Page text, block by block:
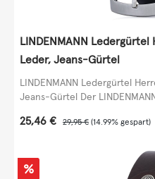
LINDENMANN
Leder, Jeans-Gürtel
LINDENMANN Ledergürtel
Jeans-Gürtel Der
Verkaufspreis:
25,46 € Regulärer Preis:
29,95 € (14.99% gespart)
Rabatt
%